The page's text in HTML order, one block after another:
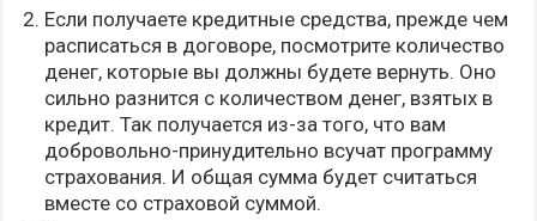
Если получаете кредитные средства, прежде чем
расписаться в договоре, посмотрите количество
денег, которые вы должны будете вернуть. Оно
сильно разнится с количеством денег, взятых в
кредит. Так получается из-за того, что вам
добровольно-принудительно всучат программу
страхования. И общая сумма будет считаться
вместе со страховой суммой.